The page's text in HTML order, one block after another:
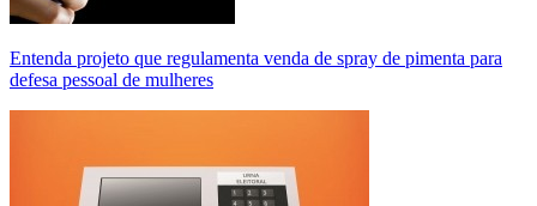
Entenda projeto que regulamenta venda de spray de pimenta para
defesa pessoal de mulheres